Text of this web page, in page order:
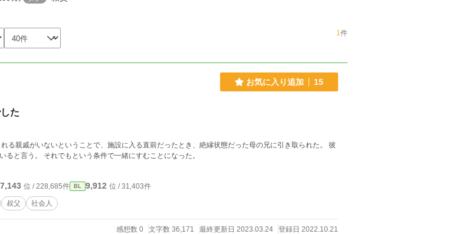
1件
お気に入り追加 15
た
る親戚がいないということで、施設に入る直前だったとき、絶縁状態だった母の兄に引き取られた。 彼
ると言う。 それでもという条件で一緒にすむことになった。
位 / 228,685件 BL 9,912 位 / 31,403件
叔父 社会人
感想数 0 文字数 36,171 最終更新日 2023.03.24 登録日 2022.10.21